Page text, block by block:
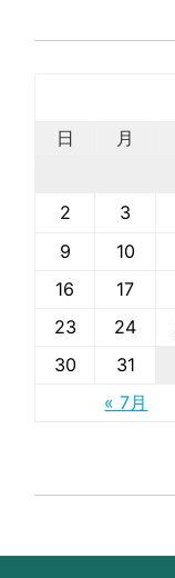
日
月
« 7月
2
3
9
10
16
17
23
24
30
31